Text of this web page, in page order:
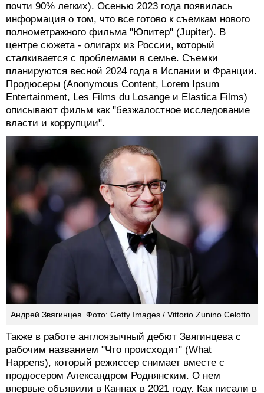
Публикация от Kirill/Кирилл (@kirillserebrennikov)
Андрей Звягинцев
Режиссер "Левиафана" и "Нелюбви" обосновался в
Париже. С 2021 года он приходит в себя после
тяжелой формы ковида (у режиссера было поражено
почти 90% легких). Осенью 2023 года появилась
информация о том, что все готово к съемкам нового
полнометражного фильма "Юпитер" (Jupiter). В
центре сюжета - олигарх из России, который
сталкивается с проблемами в семье. Съемки
планируются весной 2024 года в Испании и Франции.
Продюсеры (Anonymous Content, Lorem Ipsum
Entertainment, Les Films du Losange и Elastica Films)
описывают фильм как "безжалостное исследование
власти и коррупции".